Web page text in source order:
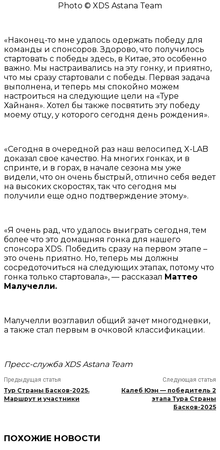
Photo © XDS Astana Team
«Наконец-то мне удалось одержать победу для
команды и спонсоров. Здорово, что получилось
стартовать с победы здесь, в Китае, это особенно
важно. Мы настраивались на эту гонку, и приятно,
что мы сразу стартовали с победы. Первая задача
выполнена, и теперь мы спокойно можем
настроиться на следующие цели на «Туре
Хайнаня». Хотел бы также посвятить эту победу
моему отцу, у которого сегодня день рождения».
«Сегодня в очередной раз наш велосипед X-LAB
доказал свое качество. На многих гонках, и в
спринте, и в горах, в начале сезона мы уже
видели, что он очень быстрый, отлично себя ведет
на высоких скоростях, так что сегодня мы
получили еще одно подтверждение этому».
«Я очень рад, что удалось выиграть сегодня, тем
более что это домашняя гонка для нашего
спонсора XDS. Победить сразу на первом этапе –
это очень приятно. Но, теперь мы должны
сосредоточиться на следующих этапах, потому что
гонка только стартовала», — рассказал Маттео
Малучелли.
Малучелли возглавил общий зачет многодневки,
а также стал первым в очковой классификации.
Пресс-служба XDS Astana Team
Предыдущая статья
Тур Страны Басков-2025.
Маршрут и участники
Следующая статья
Калеб Юэн — победитель 2
этапа Тура Страны
Басков-2025
ПОХОЖИЕ НОВОСТИ